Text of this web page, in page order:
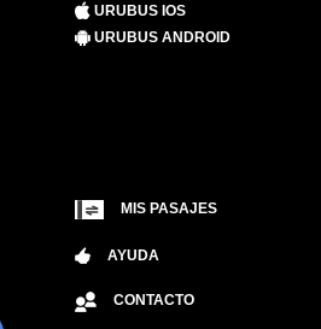
URUBUS IOS
URUBUS ANDROID
MIS PASAJES
AYUDA
CONTACTO